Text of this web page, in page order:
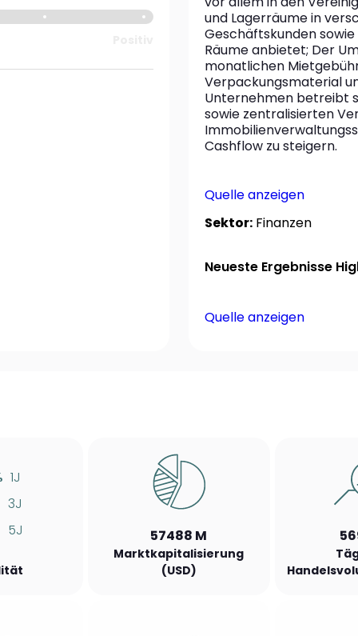
und Lagerräume in
Geschäftskunden
Räume anbietet; Der
monatlichen
Verpackungsmaterial
Unternehmen betreibt
sowie zentralisierten
Cashflow zu steigern.
Quelle anzeigen
Sektor: Finanzen
Neueste Ergebnisse
Quelle anzeigen
1J
3J
5J 57488 M
Marktkapitalisierung
(USD)